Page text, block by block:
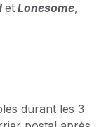
et Lonesome,
durant les 3